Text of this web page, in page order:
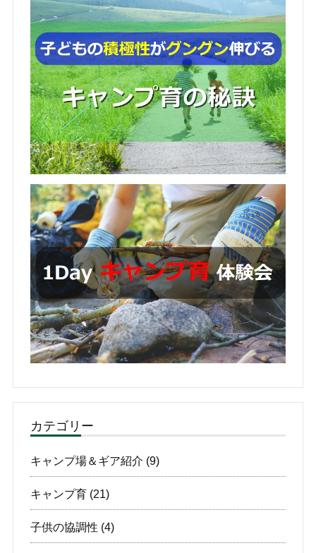
カテゴリー
キャンプ場＆ギア紹介 (9)
キャンプ育(21)
子供の協調性 (4)